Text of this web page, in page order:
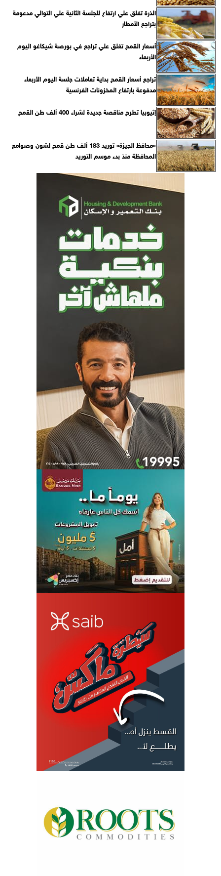
الذرة تغلق علي ارتفاع للجلسة الثانية علي التوالي مدعومة
بتراجع الأمطار
أسعار القمح تغلق علي تراجع في بورصة شيكاغو اليوم
الأربعاء
تراجع أسعار القمح بداية تعاملات جلسة اليوم الأربعاء
مدفوعة بارتفاع المخزونات الفرنسية
إثيوبيا تطرح مناقصة جديدة لشراء 400 ألف طن القمح
«محافظ الجيزة» توريد 183 ألف طن قمح لشون وصوامع
المحافظة منذ بدء موسم التوريد